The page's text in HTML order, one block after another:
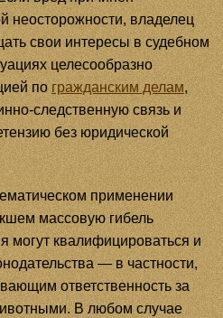
неосторожности, владелец
свои интересы в судебном
целесообразно
по гражданским делам,
следственную связь и
без юридической
применении
массовую гибель
могут квалифицироваться и
— в частности,
ответственность за
В любом случае